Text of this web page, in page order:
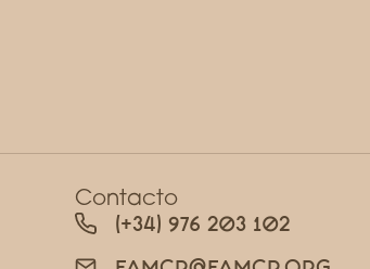
Contacto
(+34) 976 203 102